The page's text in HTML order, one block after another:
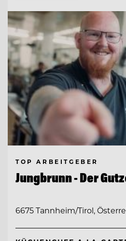
TOP ARBEITGEBER
Jungbrunn - Der
6675 Tannheim/Tirol,